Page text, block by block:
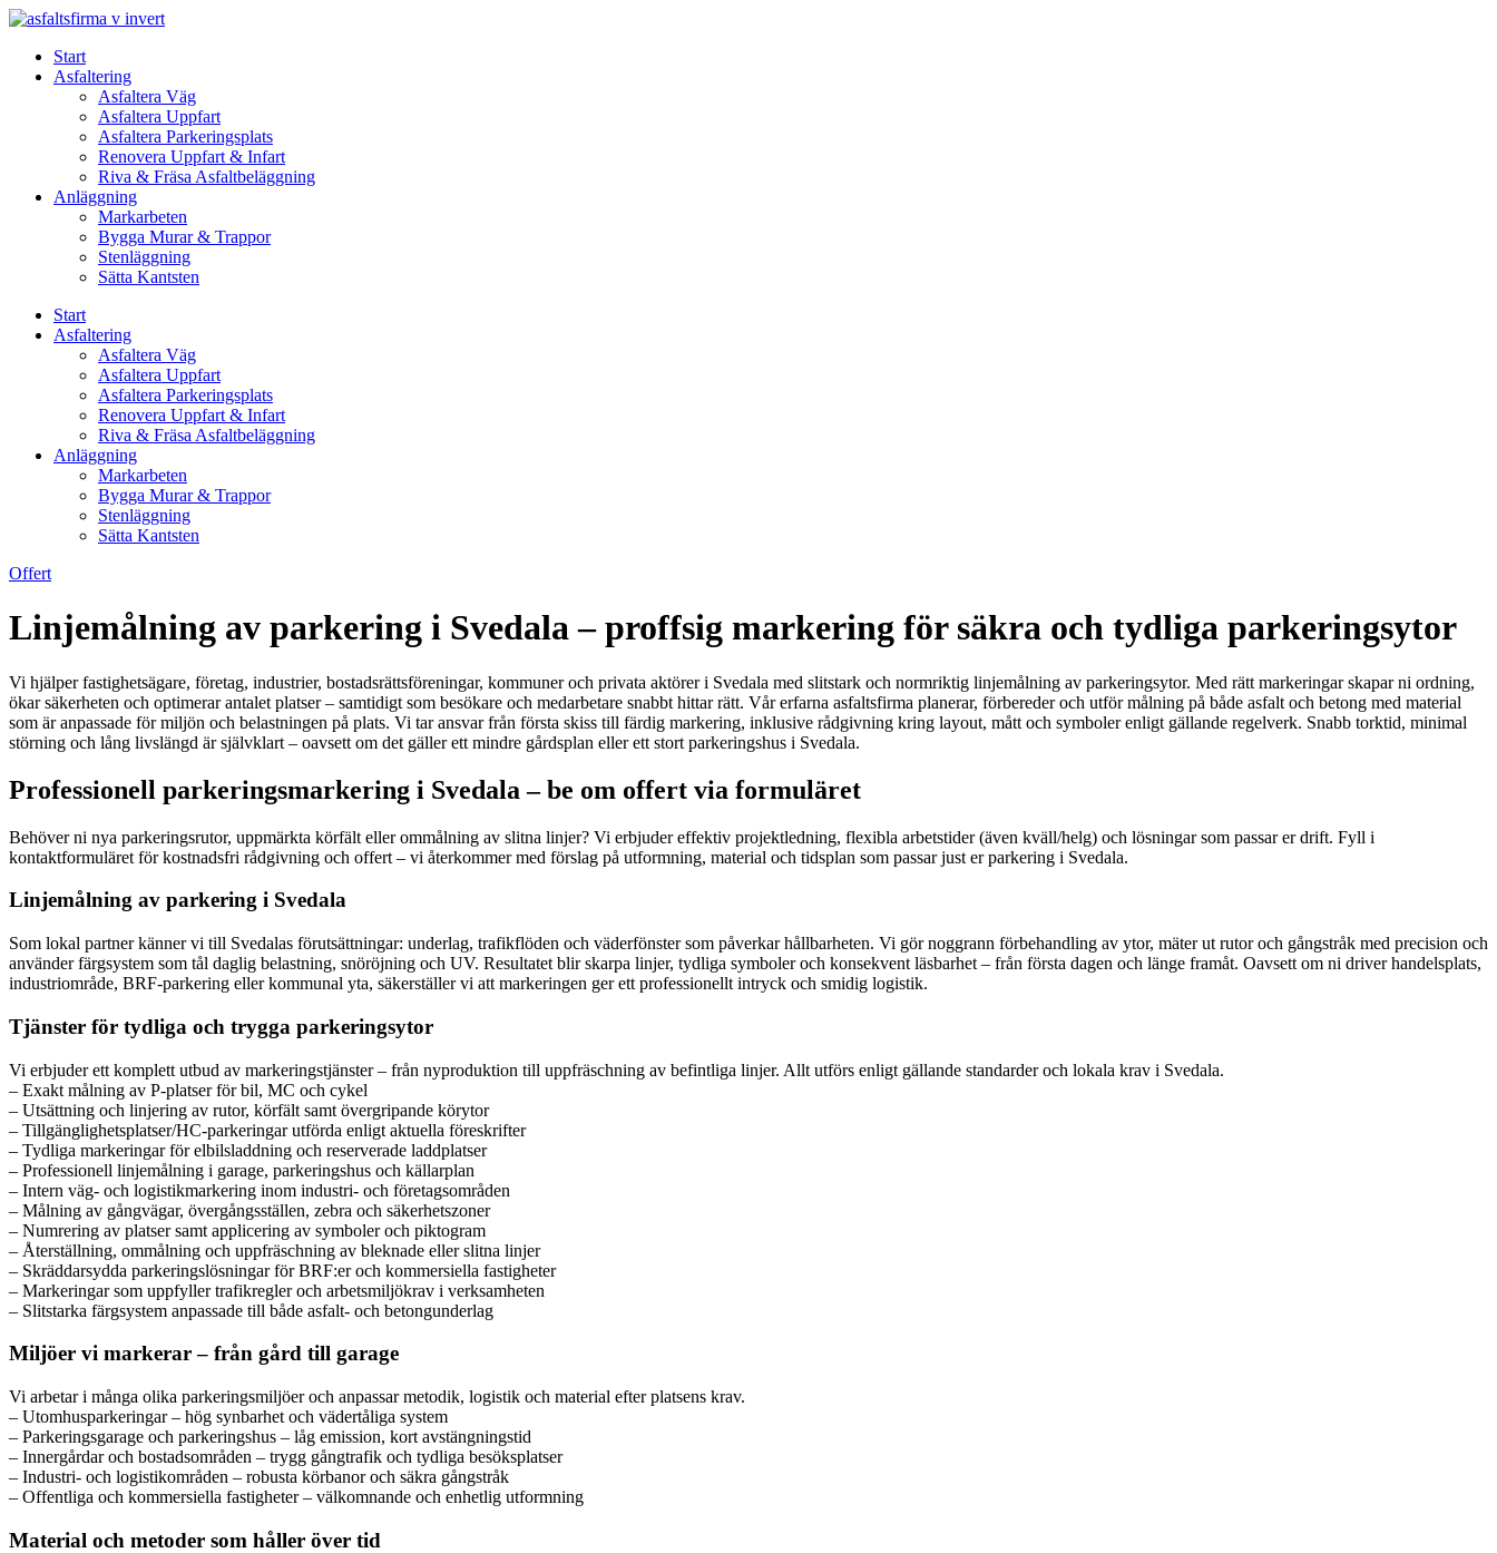
Skip
contentStart
Asfaltering
Asfaltera Väg
Asfaltera Uppfart
Asfaltera Parkeringsplats
Renovera Uppfart & Infart
Riva & Fräsa Asfaltbeläggning
Anläggning
Markarbeten
Bygga Murar & Trappor
Stenläggning
Sätta Kantsten
Start
Asfaltering
Asfaltera Väg
Asfaltera Uppfart
Asfaltera Parkeringsplats
Renovera Uppfart & Infart
Riva & Fräsa Asfaltbeläggning
Anläggning
Markarbeten
Bygga Murar & Trappor
Stenläggning
Sätta Kantsten
Offert
Linjemålning av parkering i Svedala – proffsig markering för säkra och tydliga parkeringsytor
Vi hjälper fastighetsägare, företag, industrier, bostadsrättsföreningar, kommuner och privata aktörer i Svedala med slitstark och normriktig linjemålning av parkeringsytor. Med rätt markeringar skapar ni ordning,
ökar säkerheten och optimerar antalet platser – samtidigt som besökare och medarbetare snabbt hittar rätt. Vår erfarna asfaltsfirma planerar, förbereder och utför målning på både asfalt och betong med material
som är anpassade för miljön och belastningen på plats. Vi tar ansvar från första skiss till färdig markering, inklusive rådgivning kring layout, mått och symboler enligt gällande regelverk. Snabb torktid, minimal
störning och lång livslängd är självklart – oavsett om det gäller ett mindre gårdsplan eller ett stort parkeringshus i Svedala.
Professionell parkeringsmarkering i Svedala – be om offert via formuläret
Behöver ni nya parkeringsrutor, uppmärkta körfält eller ommålning av slitna linjer? Vi erbjuder effektiv projektledning, flexibla arbetstider (även kväll/helg) och lösningar som passar er drift. Fyll i
kontaktformuläret för kostnadsfri rådgivning och offert – vi återkommer med förslag på utformning, material och tidsplan som passar just er parkering i Svedala.
Linjemålning av parkering i Svedala
Som lokal partner känner vi till Svedalas förutsättningar: underlag, trafikflöden och väderfönster som påverkar hållbarheten. Vi gör noggrann förbehandling av ytor, mäter ut rutor och gångstråk med precision och
använder färgsystem som tål daglig belastning, snöröjning och UV. Resultatet blir skarpa linjer, tydliga symboler och konsekvent läsbarhet – från första dagen och länge framåt. Oavsett om ni driver handelsplats,
industriområde, BRF-parkering eller kommunal yta, säkerställer vi att markeringen ger ett professionellt intryck och smidig logistik.
Tjänster för tydliga och trygga parkeringsytor
Vi erbjuder ett komplett utbud av markeringstjänster – från nyproduktion till uppfräschning av befintliga linjer. Allt utförs enligt gällande standarder och lokala krav i Svedala.
– Exakt målning av P-platser för bil, MC och cykel
– Utsättning och linjering av rutor, körfält samt övergripande körytor
– Tillgänglighetsplatser/HC-parkeringar utförda enligt aktuella föreskrifter
– Tydliga markeringar för elbilsladdning och reserverade laddplatser
– Professionell linjemålning i garage, parkeringshus och källarplan
– Intern väg- och logistikmarkering inom industri- och företagsområden
– Målning av gångvägar, övergångsställen, zebra och säkerhetszoner
– Numrering av platser samt applicering av symboler och piktogram
– Återställning, ommålning och uppfräschning av bleknade eller slitna linjer
– Skräddarsydda parkeringslösningar för BRF:er och kommersiella fastigheter
– Markeringar som uppfyller trafikregler och arbetsmiljökrav i verksamheten
– Slitstarka färgsystem anpassade till både asfalt- och betongunderlag
Miljöer vi markerar – från gård till garage
Vi arbetar i många olika parkeringsmiljöer och anpassar metodik, logistik och material efter platsens krav.
– Utomhusparkeringar – hög synbarhet och vädertåliga system
– Parkeringsgarage och parkeringshus – låg emission, kort avstängningstid
– Innergårdar och bostadsområden – trygg gångtrafik och tydliga besöksplatser
– Industri- och logistikområden – robusta körbanor och säkra gångstråk
– Offentliga och kommersiella fastigheter – välkomnande och enhetlig utformning
Material och metoder som håller över tid